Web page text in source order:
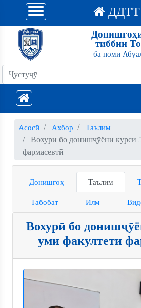
ДДТТ
тиббии
ба номи
Асосӣ Ахбор Таълим
Вохурӣ бо донишҷӯёни курси
фармасевтӣ
Донишгоҳ Таълим
Табобат Илм
Вохурӣ бо
уми факултети